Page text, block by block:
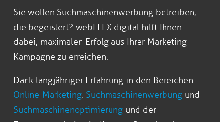
Sie wollen Suchmaschinenwerbung betreiben,
die begeistert? webFLEX.digital hilft Ihnen
dabei, maximalen Erfolg aus Ihrer Marketing-
Kampagne zu erreichen.
Dank langjähriger Erfahrung in den Bereichen
Online-Marketing, Suchmaschinenwerbung und
Suchmaschinenoptimierung und der